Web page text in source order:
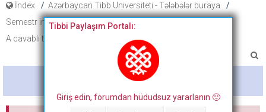
İndex
Azərbaycan Tibb Universiteti - Tələbələr buraya
Semestr imtahan testləri, cavabları və onların müzakirəsi
A cavablı testlər
a
Bitdi
Tibbi Paylaşım Portalı:
Giriş edin, forumdan hüdudsuz yararlanın 🙂